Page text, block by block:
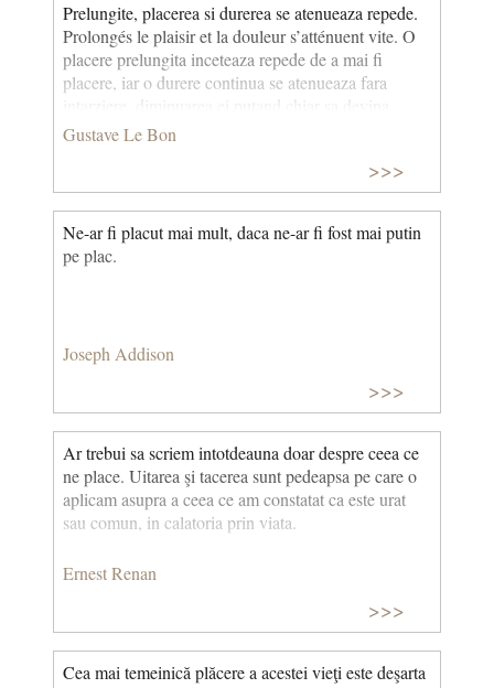
Prelungite, placerea si durerea se atenueaza repede.
Prolongés le plaisir et la douleur s’atténuent vite. O
placere prelungita inceteaza repede de a mai fi
placere, iar o durere continua se atenueaza fara
intarziere, diminuarea ei putand chiar sa devina
placere... Placerea nu este deci placere decat cu
Gustave Le Bon
>>>
Ne-ar fi placut mai mult, daca ne-ar fi fost mai putin
pe plac.
Joseph Addison
>>>
Ar trebui sa scriem intotdeauna doar despre ceea ce
ne place. Uitarea şi tacerea sunt pedeapsa pe care o
aplicam asupra a ceea ce am constatat ca este urat
sau comun, in calatoria prin viata.
Ernest Renan
>>>
Cea mai temeinică plăcere a acestei vieţi este deşarta